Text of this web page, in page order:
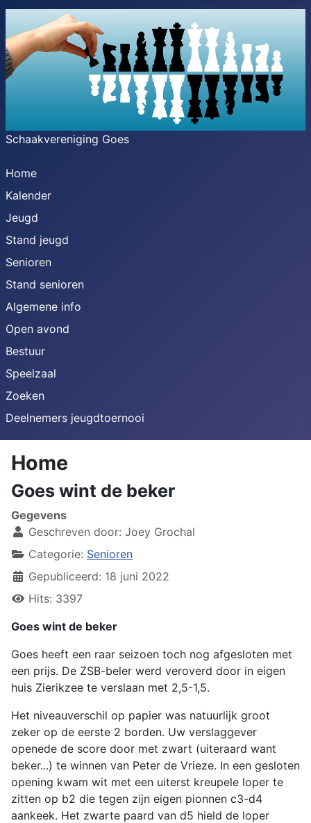
Schaakvereniging Goes
Home
Kalender
Jeugd
Stand jeugd
Senioren
Stand senioren
Algemene info
Open avond
Bestuur
Speelzaal
Zoeken
Deelnemers jeugdtoernooi
Home
Goes wint de beker
Gegevens
Geschreven door: Joey Grochal
Categorie: Senioren
Gepubliceerd: 18 juni 2022
Hits: 3397
Goes wint de beker
Goes heeft een raar seizoen toch nog afgesloten met
een prijs. De ZSB-beler werd veroverd door in eigen
huis Zierikzee te verslaan met 2,5-1,5.
Het niveauverschil op papier was natuurlijk groot
zeker op de eerste 2 borden. Uw verslaggever
openede de score door met zwart (uiteraard want
beker...) te winnen van Peter de Vrieze. In een gesloten
opening kwam wit met een uiterst kreupele loper te
zitten op b2 die tegen zijn eigen pionnen c3-d4
aankeek. Het zwarte paard van d5 hield de loper